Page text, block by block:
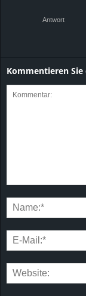
Antwort
Kommentieren